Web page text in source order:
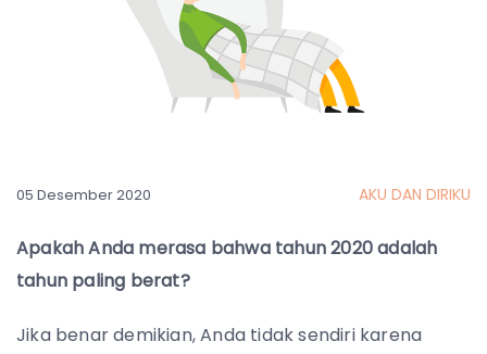
05 Desember 2020 AKU DAN DIRIKU
Apakah Anda merasa bahwa tahun 2020 adalah
tahun paling berat?
Jika benar demikian, Anda tidak sendiri karena